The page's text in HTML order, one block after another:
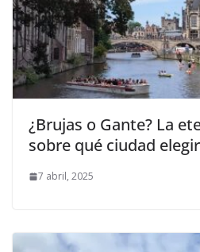
¿Brujas o Gante? La
sobre qué ciudad
7 abril, 2025